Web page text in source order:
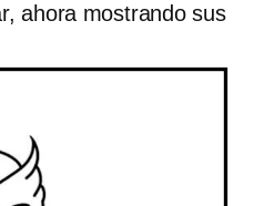
ahora mostrando sus